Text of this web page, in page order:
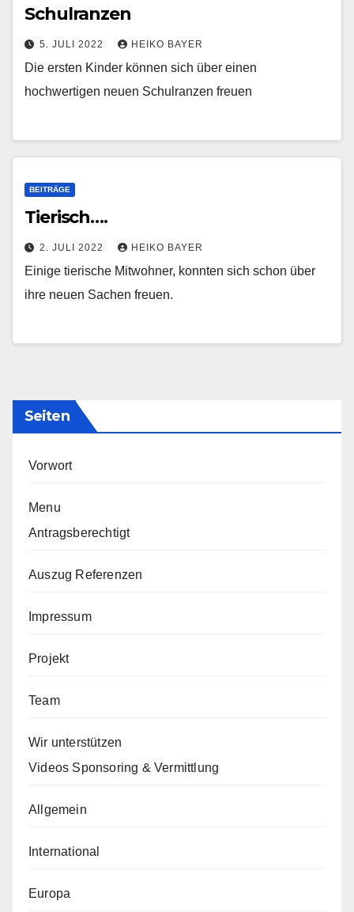
Schulranzen
5. JULI 2022 HEIKO BAYER
Die ersten Kinder können sich über einen
hochwertigen neuen Schulranzen freuen
BEITRÄGE
Tierisch….
2. JULI 2022 HEIKO BAYER
Einige tierische Mitwohner, konnten sich schon über
ihre neuen Sachen freuen.
Seiten
Vorwort
Menu
Antragsberechtigt
Auszug Referenzen
Impressum
Projekt
Team
Wir unterstützen
Videos Sponsoring & Vermittlung
Allgemein
International
Europa